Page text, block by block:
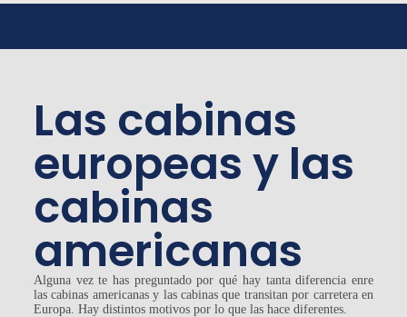
Las cabinas
europeas y las
cabinas
americanas
Alguna vez te has preguntado por qué hay tanta diferencia enre
las cabinas americanas y las cabinas que transitan por carretera en
Europa. Hay distintos motivos por lo que las hace diferentes.